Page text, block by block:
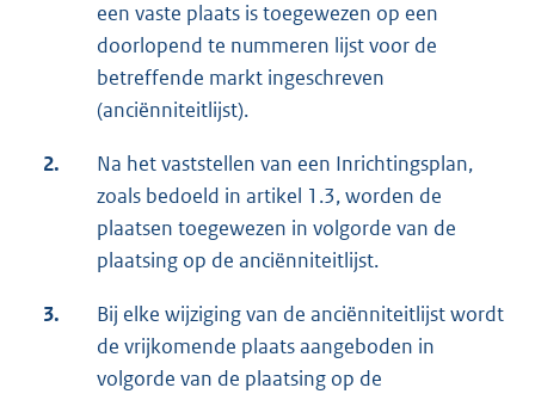
een vaste plaats is toegewezen op een
doorlopend te nummeren lijst voor de
betreffende markt ingeschreven
(anciënniteitlijst).
2.
Na het vaststellen van een Inrichtingsplan,
zoals bedoeld in artikel 1.3, worden de
plaatsen toegewezen in volgorde van de
plaatsing op de anciënniteitlijst.
3.
Bij elke wijziging van de anciënniteitlijst wordt
de vrijkomende plaats aangeboden in
volgorde van de plaatsing op de